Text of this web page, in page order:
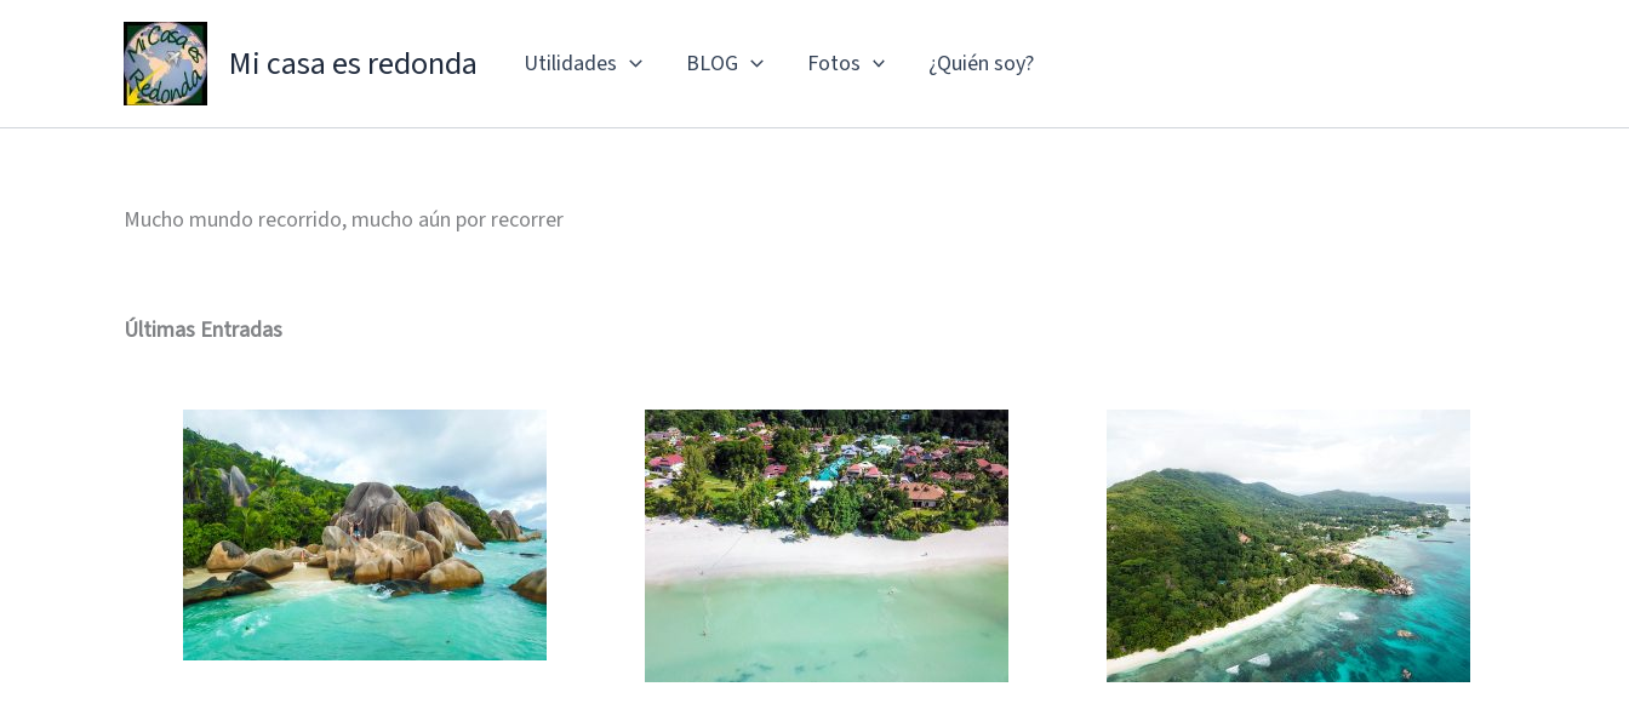
Mi casa es redonda Utilidades BLOG Fotos ¿Quién soy?
Mucho mundo recorrido, mucho aún por recorrer
Últimas Entradas